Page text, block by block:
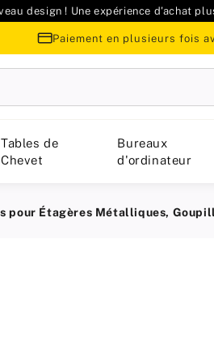
design ! Une expérience d'achat
Paiement en plusieurs fois
Tables de
Chevet
Bureaux
d'ordinateur
pour Étagères Métalliques,